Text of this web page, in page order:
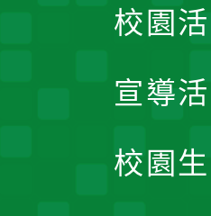
校園
宣導
校園